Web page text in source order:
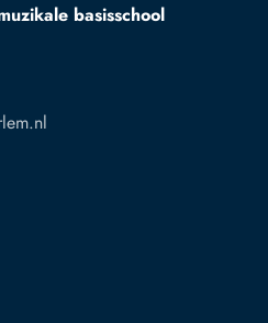
basisschool